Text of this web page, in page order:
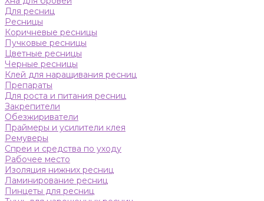
Для ресниц
Ресницы
Коричневые ресницы
Пучковые ресницы
Цветные ресницы
Черные ресницы
Клей для наращивания ресниц
Препараты
Для роста и питания ресниц
Закрепители
Обезжириватели
Праймеры и усилители клея
Ремуверы
Спреи и средства по уходу
Рабочее место
Изоляция нижних ресниц
Ламинирование ресниц
Пинцеты для ресниц